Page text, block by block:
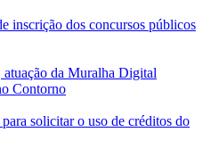
inscrição dos concursos públicos
da Muralha Digital
Contorno
solicitar o uso de créditos do